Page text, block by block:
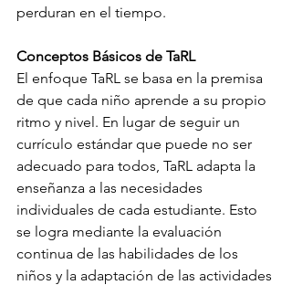
perduran en el tiempo.
Conceptos Básicos de TaRL
El enfoque TaRL se basa en la premisa
de que cada niño aprende a su propio
ritmo y nivel. En lugar de seguir un
currículo estándar que puede no ser
adecuado para todos, TaRL adapta la
enseñanza a las necesidades
individuales de cada estudiante. Esto
se logra mediante la evaluación
continua de las habilidades de los
niños y la adaptación de las actividades